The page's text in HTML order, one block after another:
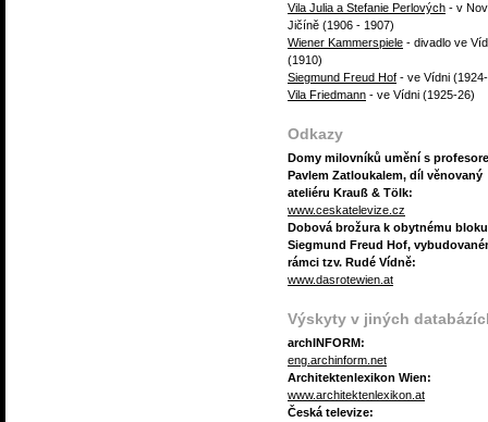
Vila Julia a Stefanie Perlových - v
Jičíně (1906 - 1907)
Wiener Kammerspiele - divadlo ve
(1910)
Siegmund Freud Hof - ve Vídni
Vila Friedmann - ve Vídni (1925-26)
Odkazy
Domy milovníků umění s
Pavlem Zatloukalem, díl věnovaný
ateliéru Krauß & Tölk:
www.ceskatelevize.cz
Dobová brožura k obytnému bloku
Siegmund Freud Hof,
rámci tzv. Rudé Vídně:
www.dasrotewien.at
Výskyty v jiných
archINFORM:
eng.archinform.net
Architektenlexikon Wien:
www.architektenlexikon.at
Česká televize: